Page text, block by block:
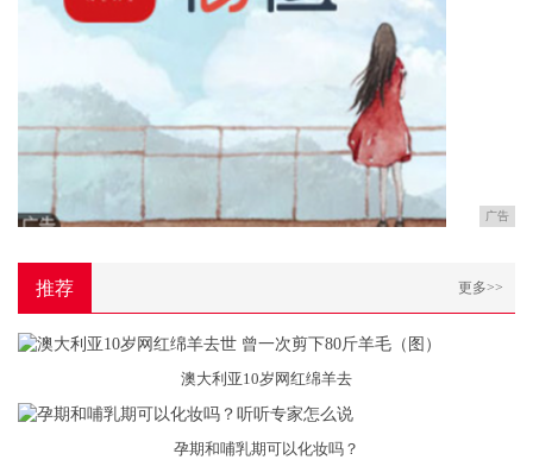
广告
推荐 更多>>
澳大利亚10岁网红绵羊去
孕期和哺乳期可以化妆吗？